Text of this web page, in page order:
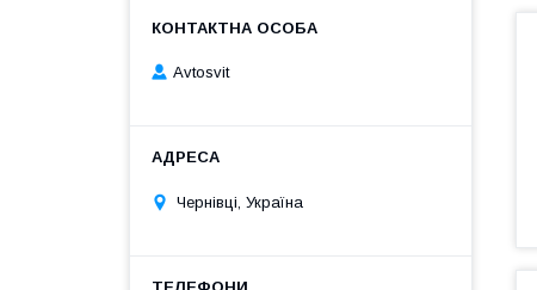
Avtosvit
Чернівці, Україна